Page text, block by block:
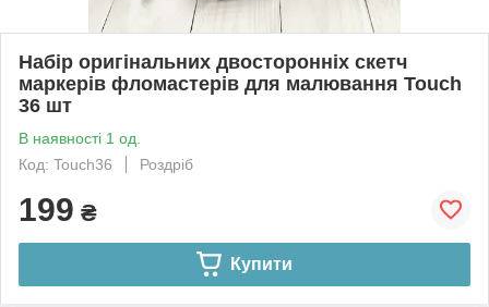
Набір оригінальних двосторонніх скетч
маркерів фломастерів для малювання Touch
36 шт
В наявності 1 од.
Код: Touch36
Роздріб
199 ₴
Купити